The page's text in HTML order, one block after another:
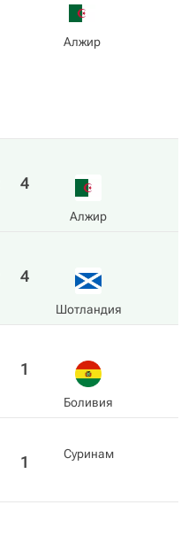
Алжир
4
Алжир
4
Шотландия
1
Боливия
1 Суринам